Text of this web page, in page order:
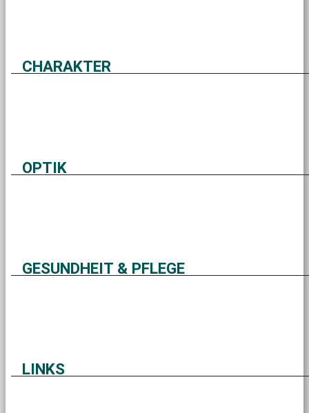
CHARAKTER
OPTIK
GESUNDHEIT & PFLEGE
LINKS